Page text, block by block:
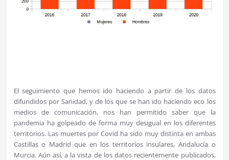
El seguimiento que hemos ido haciendo a partir de los datos
difundidos por Sanidad, y de los que se han ido haciendo eco los
medios de comunicación, nos han permitido saber que la
pandemia ha golpeado de forma muy desigual en los diferentes
territorios. Las muertes por Covid ha sido muy distinta en ambas
Castillas o Madrid que en los territorios insulares, Andalucía o
Murcia. Aún así, a la vista de los datos recientemente publicados,